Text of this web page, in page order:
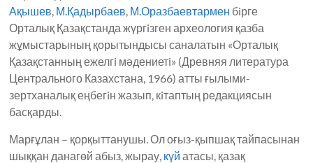
Ақышев, М.Қадырбаев, М.Оразбаевтармен бiрге
Орталық Қазақстанда жүргiзген археология қазба
жұмыстарының қорытындысы саналатын «Орталық
Қазақстанның ежелгi мәдениетi» (Древняя литература
Центрального Казахстана, 1966) атты ғылыми-
зертханалық еңбегiн жазып‚ кiтаптың редакциясын
басқарды.
Марғұлан – қорқыттанушы. Ол оғыз-қыпшақ тайпасынан
шыққан данагөй абыз, жырау, күй атасы, қазақ